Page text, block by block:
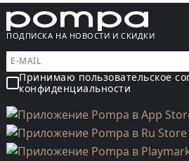
ПОДПИСКА НА НОВОСТИ И СКИДКИ
Принимаю пользовательское
конфиденциальности